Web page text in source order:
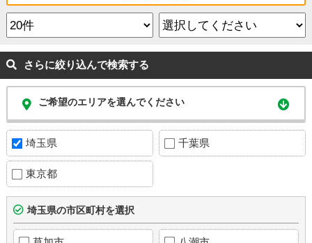
さらに絞り込んで検索する
ご希望のエリアを選んでください
埼玉県 千葉県
東京都
埼玉県の市区町村を選択